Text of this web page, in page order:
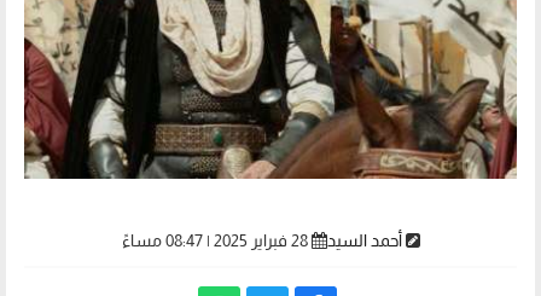
أحمد السيد 28 فبراير 2025 | 08:47 مساءً